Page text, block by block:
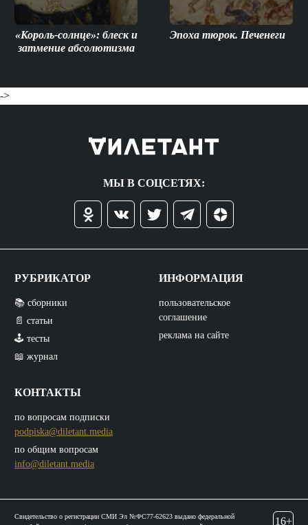
«Король-солнце»: блеск и
затмение абсолютизма
Эпоха тюрок. Печенеги
->
МЫ В СОЦСЕТЯХ:
РУБРИКАТОР
📚 сборники
📄 статьи
🕹️ тесты
📖 журнал
КОНТАКТЫ
по вопросам подписки
podpiska@diletant.media
по общим вопросам
info@diletant.media
ИНФОРМАЦИЯ
пользовательское
соглашение
реклама на сайте
Свидетельство о регистрации СМИ Эл №ФС77-62623 выдано федеральной
16+